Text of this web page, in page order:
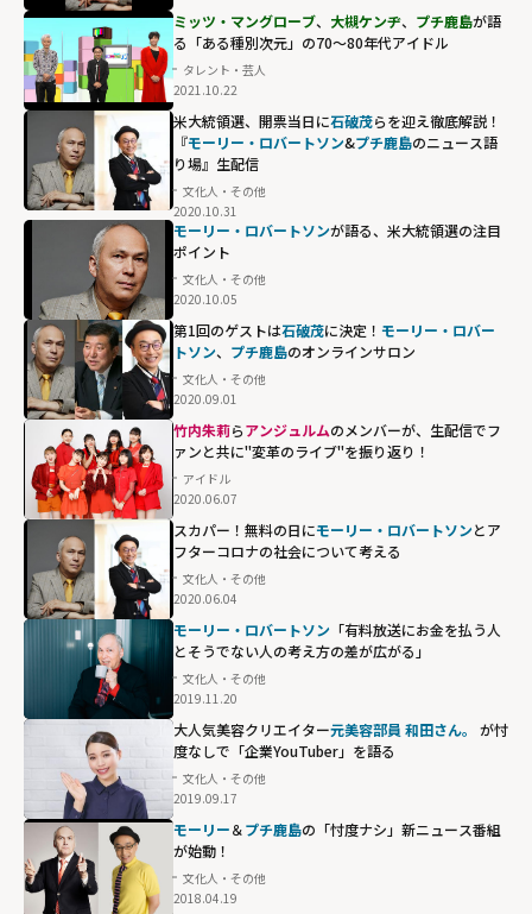
ミッツ・マングローブ、 大槻ケンヂ、 プチ鹿島が語
る「ある種別次元」の70～80年代アイドル
タレント・芸人
2021.10.22
米大統領選、開票当日に石破茂らを迎え徹底解説！
『モーリー・ロバートソン&プチ鹿島のニュース語
り場』生配信
文化人・その他
2020.10.31
モーリー・ロバートソンが語る、米大統領選の注目
ポイント
文化人・その他
2020.10.05
第1回のゲストは石破茂に決定！ モーリー・ロバー
トソン、 プチ鹿島のオンラインサロン
文化人・その他
2020.09.01
竹内朱莉らアンジュルムのメンバーが、生配信でフ
ァンと共に"変革のライブ"を振り返り！
アイドル
2020.06.07
スカパー！無料の日にモーリー・ロバートソンとア
フターコロナの社会について考える
文化人・その他
2020.06.04
モーリー・ロバートソン 「有料放送にお金を払う人
とそうでない人の考え方の差が広がる」
文化人・その他
2019.11.20
大人気美容クリエイター元美容部員 和田さん。
が忖
度なしで「企業YouTuber」を語る
文化人・その他
2019.09.17
モーリー＆プチ鹿島の「忖度ナシ」新ニュース番組
が始動！
文化人・その他
2018.04.19